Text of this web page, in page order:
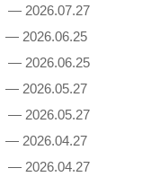
— 2026.07.27
— 2026.06.25
— 2026.06.25
— 2026.05.27
— 2026.05.27
— 2026.04.27
— 2026.04.27